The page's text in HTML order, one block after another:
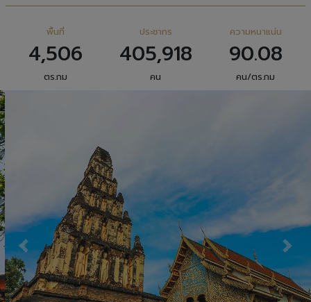
พื้นที่
4,506
ตร.กม
ประชากร
405,918
คน
ความหนาแน่น
90.08
คน/ตร.กม
Previous